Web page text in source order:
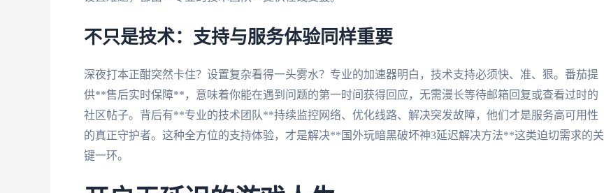
不只是技术：支持与服务体验同样重要
深夜打本正酣突然卡住？设置复杂看得一头雾水？专业的加速器明白，技术支持必须快、准、狠。番茄提
供**售后实时保障**，意味着你能在遇到问题的第一时间获得回应，无需漫长等待邮箱回复或查看过时的
社区帖子。背后有**专业的技术团队**持续监控网络、优化线路、解决突发故障，他们才是服务高可用性
的真正守护者。这种全方位的支持体验，才是解决**国外玩暗黑破坏神3延迟解决方法**这类迫切需求的关
键一环。